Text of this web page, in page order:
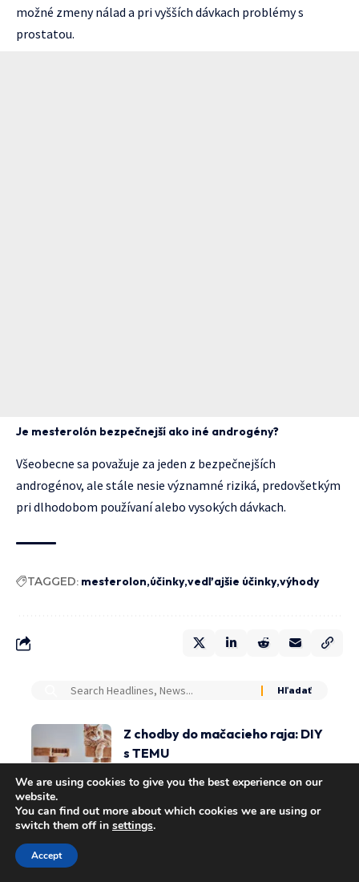
možné zmeny nálad a pri vyšších dávkach problémy s
prostatou.
Je mesterolón bezpečnejší ako iné androgény?
Všeobecne sa považuje za jeden z bezpečnejších
androgénov, ale stále nesie významné riziká, predovšetkým
pri dlhodobom používaní alebo vysokých dávkach.
TAGGED: mesterolon účinky vedľajšie účinky výhody
Z chodby do mačacieho raja: DIY
s TEMU
DOMOV & ZÁHRADA
Slivka MIRABELKA v črepníku –
sladké a aromatické plody aj do
We are using cookies to give you the best experience on our
website.
You can find out more about which cookies we are using or
switch them off in settings.
Accept